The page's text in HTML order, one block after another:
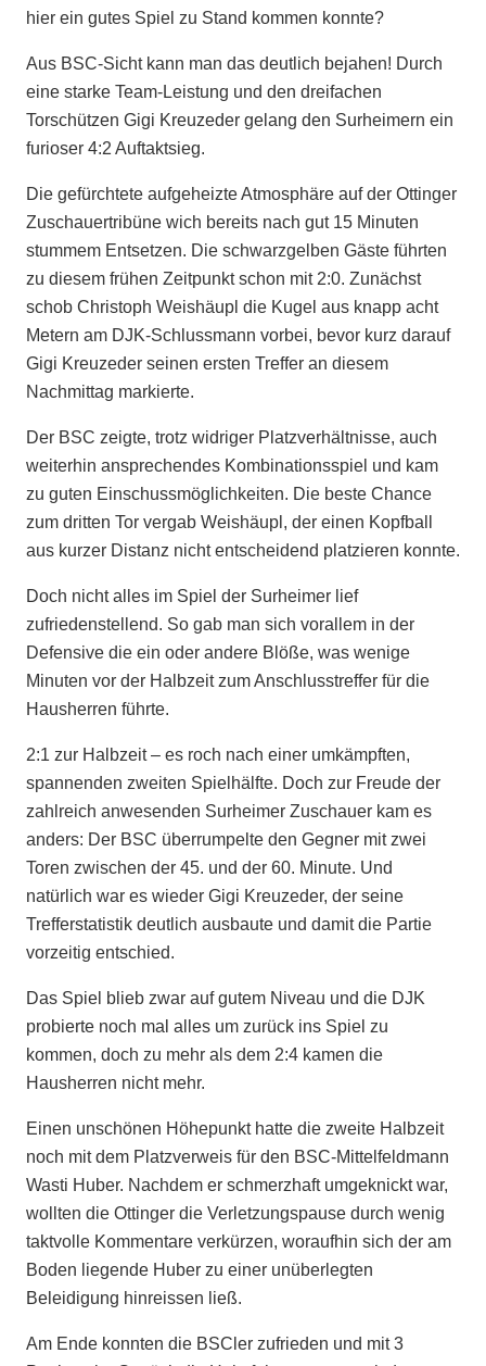
hier ein gutes Spiel zu Stand kommen konnte?
Aus BSC-Sicht kann man das deutlich bejahen! Durch
eine starke Team-Leistung und den dreifachen
Torschützen Gigi Kreuzeder gelang den Surheimern ein
furioser 4:2 Auftaktsieg.
Die gefürchtete aufgeheizte Atmosphäre auf der Ottinger
Zuschauertribüne wich bereits nach gut 15 Minuten
stummem Entsetzen. Die schwarzgelben Gäste führten
zu diesem frühen Zeitpunkt schon mit 2:0. Zunächst
schob Christoph Weishäupl die Kugel aus knapp acht
Metern am DJK-Schlussmann vorbei, bevor kurz darauf
Gigi Kreuzeder seinen ersten Treffer an diesem
Nachmittag markierte.
Der BSC zeigte, trotz widriger Platzverhältnisse, auch
weiterhin ansprechendes Kombinationsspiel und kam
zu guten Einschussmöglichkeiten. Die beste Chance
zum dritten Tor vergab Weishäupl, der einen Kopfball
aus kurzer Distanz nicht entscheidend platzieren konnte.
Doch nicht alles im Spiel der Surheimer lief
zufriedenstellend. So gab man sich vorallem in der
Defensive die ein oder andere Blöße, was wenige
Minuten vor der Halbzeit zum Anschlusstreffer für die
Hausherren führte.
2:1 zur Halbzeit – es roch nach einer umkämpften,
spannenden zweiten Spielhälfte. Doch zur Freude der
zahlreich anwesenden Surheimer Zuschauer kam es
anders: Der BSC überrumpelte den Gegner mit zwei
Toren zwischen der 45. und der 60. Minute. Und
natürlich war es wieder Gigi Kreuzeder, der seine
Trefferstatistik deutlich ausbaute und damit die Partie
vorzeitig entschied.
Das Spiel blieb zwar auf gutem Niveau und die DJK
probierte noch mal alles um zurück ins Spiel zu
kommen, doch zu mehr als dem 2:4 kamen die
Hausherren nicht mehr.
Einen unschönen Höhepunkt hatte die zweite Halbzeit
noch mit dem Platzverweis für den BSC-Mittelfeldmann
Wasti Huber. Nachdem er schmerzhaft umgeknickt war,
wollten die Ottinger die Verletzungspause durch wenig
taktvolle Kommentare verkürzen, woraufhin sich der am
Boden liegende Huber zu einer unüberlegten
Beleidigung hinreissen ließ.
Am Ende konnten die BSCler zufrieden und mit 3